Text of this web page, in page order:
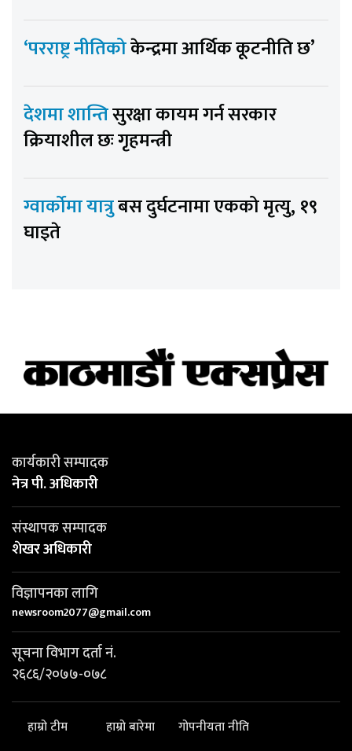
‘परराष्ट्र नीतिकोकेन्द्रमा आर्थिक कूटनीति छ’
देशमा शान्तिसुरक्षा कायम गर्न सरकार
क्रियाशील छः गृहमन्त्री
ग्वार्कोमा यात्रुबस दुर्घटनामा एकको मृत्यु, १९
घाइते
कार्यकारी सम्पादक
नेत्र पी. अधिकारी
संस्थापक सम्पादक
शेखर अधिकारी
विज्ञापनका लागि
newsroom2077@gmail.com
सूचना विभाग दर्ता नं.
२६८६/२०७७-०७८
हाम्रो टीम हाम्रो बारेमा
गोपनीयता नीति